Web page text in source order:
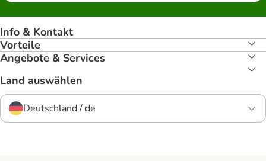
Info & Kontakt
Vorteile
Angebote & Services
Land auswählen
Deutschland / de